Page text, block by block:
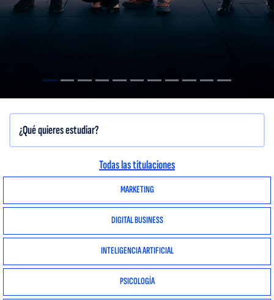
MARKETING
DIGITAL BUSINESS
INTELIGENCIA ARTIFICIAL
PSICOLOGÍA
Todas las titulaciones